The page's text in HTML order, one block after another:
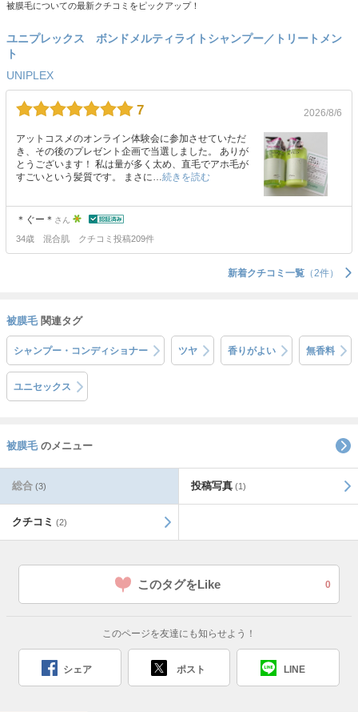
被膜毛についての最新クチコミをピックアップ！
ユニプレックス ボンドメルティライトシャンプー／トリートメン
ト
UNIPLEX
7 2026/8/6
アットコスメのオンライン体験会に参加させていただ
き、その後のプレゼント企画で当選しました。 ありが
とうございます！ 私は量が多く太め、直毛でアホ毛が
すごいという髪質です。 まさに…続きを読む
＊ぐー＊ さん
34歳 混合肌 クチコミ投稿209件
新着クチコミ一覧 （2件）
被膜毛 関連タグ
シャンプー・コンディショナー ツヤ 香りがよい 無香料
ユニセックス
被膜毛 のメニュー
総合 (3) 投稿写真 (1)
クチコミ (2)
このタグをLike 0
このページを友達にも知らせよう！
シェア ポスト LINE